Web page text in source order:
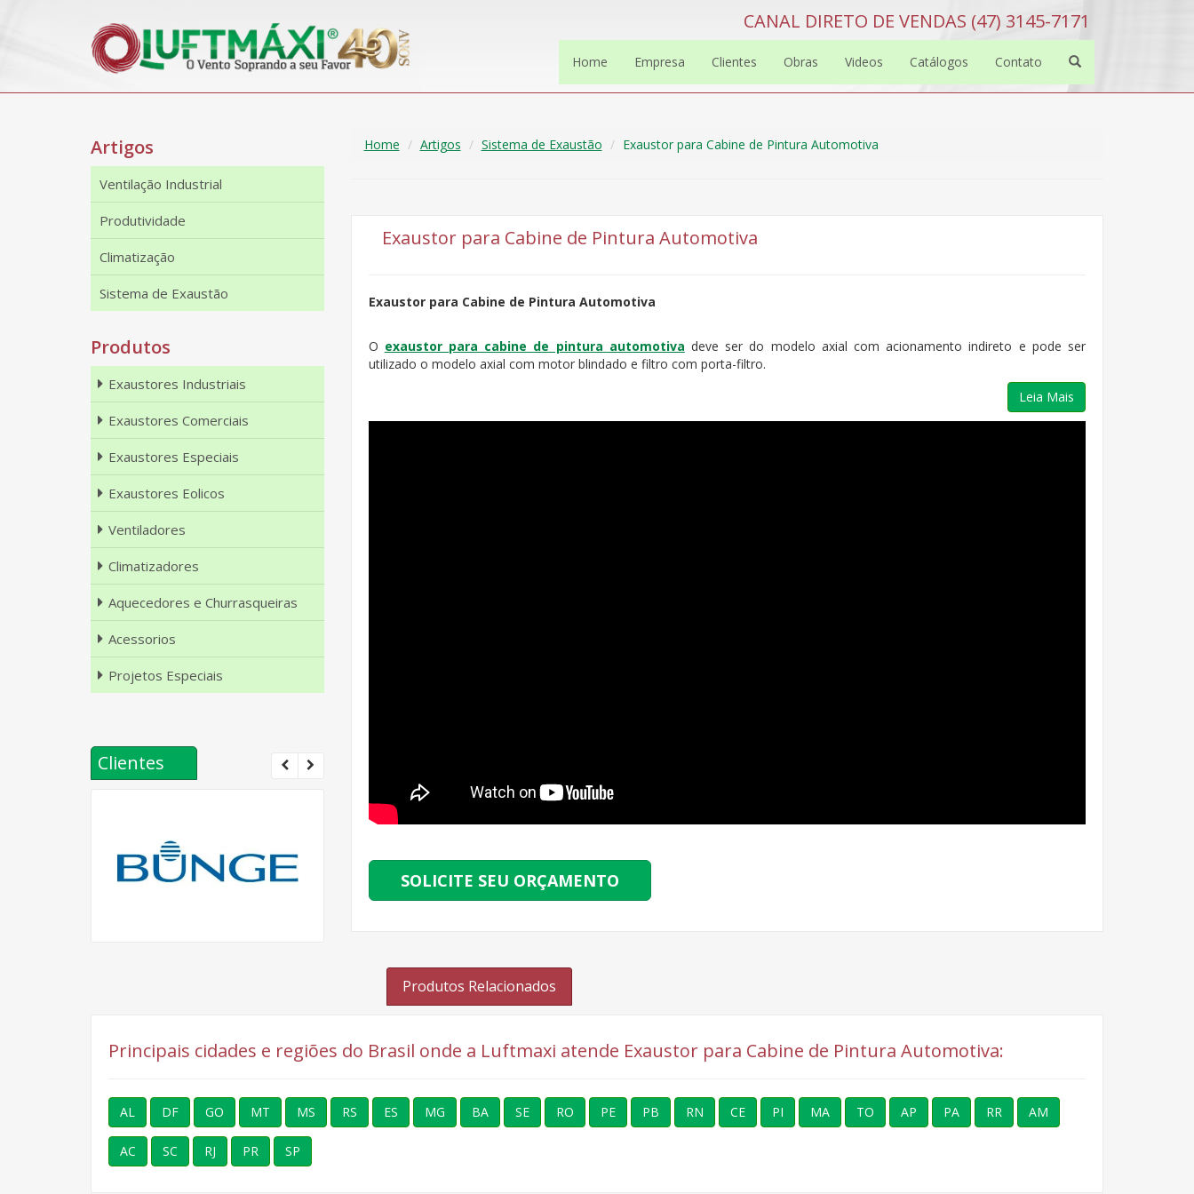
CANAL DIRETO DE VENDAS (47) 3145-7171
Home Empresa Clientes Obras Videos Catálogos Contato
Home Artigos Sistema de Exaustão Exaustor para Cabine de Pintura Automotiva
Exaustor para Cabine de Pintura Automotiva
Exaustor para Cabine de Pintura Automotiva
O exaustor para cabine de pintura automotiva deve ser do modelo axial com acionamento indireto e pode ser
utilizado o modelo axial com motor blindado e filtro com porta-filtro.
Leia Mais
SOLICITE SEU ORÇAMENTO
Produtos Relacionados
Artigos
Ventilação Industrial
Produtividade
Climatização
Sistema de Exaustão
Produtos
Exaustores Industriais
Exaustores Comerciais
Exaustores Especiais
Exaustores Eolicos
Ventiladores
Climatizadores
Aquecedores e Churrasqueiras
Acessorios
Projetos Especiais
Clientes
Principais cidades e regiões do Brasil onde a Luftmaxi atende Exaustor para Cabine de Pintura Automotiva:
AL DF GO MT MS RS ES MG BA SE RO PE PB RN CE PI MA TO AP PA RR AM
AC SC RJ PR SP